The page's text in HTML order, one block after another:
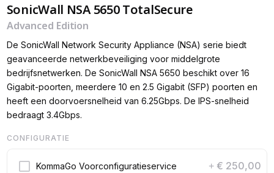
SonicWall NSA 5650 TotalSecure
Advanced Edition
De SonicWall Network Security Appliance (NSA) serie biedt
geavanceerde netwerkbeveiliging voor middelgrote
bedrijfsnetwerken. De SonicWall NSA 5650 beschikt over 16
Gigabit-poorten, meerdere 10 en 2.5 Gigabit (SFP) poorten en
heeft een doorvoersnelheid van 6.25Gbps. De IPS-snelheid
bedraagt 3.4Gbps.
CONFIGURATIE
KommaGo Voorconfiguratieservice + € 250,00